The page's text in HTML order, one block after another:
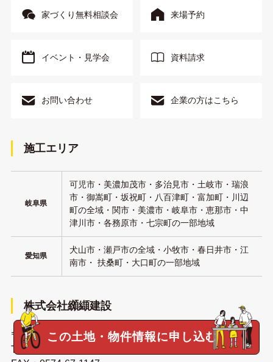
家づくり無料相談会 来場予約
イベント・見学会 資料請求
お問い合わせ 企業の方はこちら
施工エリア
岐阜県
可児市・美濃加茂市・多治見市・土岐市・瑞浪
市・御嵩町・坂祝町・八百津町・富加町・川辺
町の全域・関市・美濃市・岐阜市・恵那市・中
津川市・各務原市・七宗町の一部地域
愛知県
犬山市・瀬戸市の全域・小牧市・春日井市・江
南市・ 扶桑町・大口町の一部地域
株式会社纐纈建設
〒505-0116 岐阜県可児郡御嵩町御嵩1760-1
TEL：0120-033-854
この土地・物件情報に申し込む